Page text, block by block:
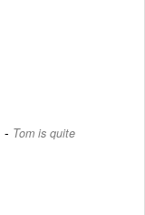
- Tom is quite